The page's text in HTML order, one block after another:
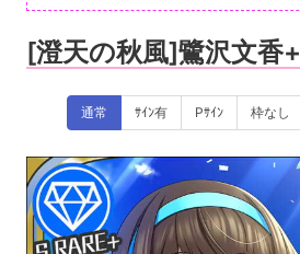
[澄天の秋風]鷺沢文香+
通常 ｻｲﾝ有 Pｻｲﾝ 枠なし